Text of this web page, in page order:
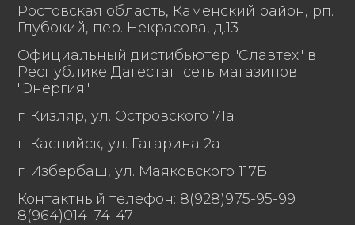
воздействия
окружающей среды,
IP по ГОСТ Р МЭК
60598-1
Габаритные размеры
светильника, мм
Длина 930,
ширина 130,
высота 130.
Ростовская область, Каменский район, рп.
Глубокий, пер. Некрасова, д.13
Официальный дистибьютер "Славтех" в
Республике Дагестан сеть магазинов
"Энергия"
г. Кизляр, ул. Островского 71а
г. Каспийск, ул. Гагарина 2а
г. Избербаш, ул. Маяковского 117Б
Контактный телефон: 8(928)975-95-99
8(964)014-74-47